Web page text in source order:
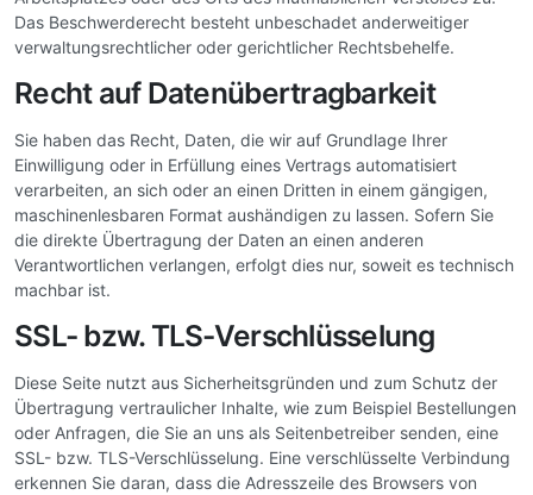
Das Beschwerderecht besteht unbeschadet anderweitiger
verwaltungsrechtlicher oder gerichtlicher Rechtsbehelfe.
Recht auf Datenübertragbarkeit
Sie haben das Recht, Daten, die wir auf Grundlage Ihrer
Einwilligung oder in Erfüllung eines Vertrags automatisiert
verarbeiten, an sich oder an einen Dritten in einem gängigen,
maschinenlesbaren Format aushändigen zu lassen. Sofern Sie
die direkte Übertragung der Daten an einen anderen
Verantwortlichen verlangen, erfolgt dies nur, soweit es technisch
machbar ist.
SSL- bzw. TLS-Verschlüsselung
Diese Seite nutzt aus Sicherheitsgründen und zum Schutz der
Übertragung vertraulicher Inhalte, wie zum Beispiel Bestellungen
oder Anfragen, die Sie an uns als Seitenbetreiber senden, eine
SSL- bzw. TLS-Verschlüsselung. Eine verschlüsselte Verbindung
erkennen Sie daran, dass die Adresszeile des Browsers von